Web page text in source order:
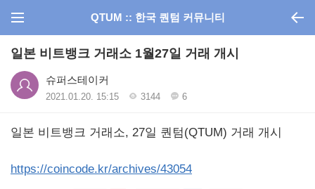
QTUM :: 한국 퀀텀 커뮤니티
일본 비트뱅크 거래소 1월27일 거래 개시
슈퍼스테이커
2021.01.20. 15:15 3144 6
일본 비트뱅크 거래소, 27일 퀀텀(QTUM) 거래 개시
https://coincode.kr/archives/43054